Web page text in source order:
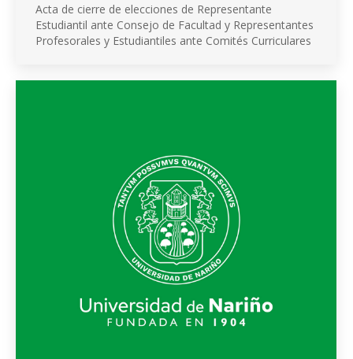
Acta de cierre de elecciones de Representante
Estudiantil ante Consejo de Facultad y Representantes
Profesorales y Estudiantiles ante Comités Curriculares